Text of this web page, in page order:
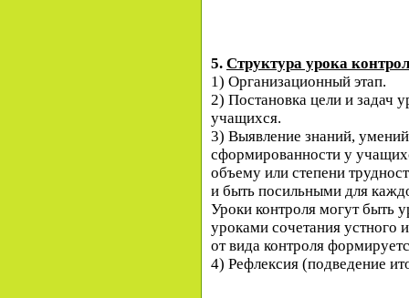
5. Структура урока
1) Организационный этап.
2) Постановка цели и задач
учащихся.
3) Выявление знаний,
сформированности у
объему или степени
и быть посильными для
Уроки контроля могут быть
уроками сочетания устного
от вида контроля
4) Рефлексия (подведение